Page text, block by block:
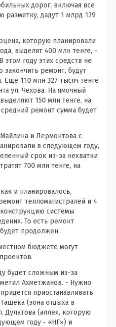
дорог, включая все
дадут 1 млрд 129
которую планировали
выделят 400 млн тенге, -
году этих средств не
ремонт, будут
Еще 110 млн 327 тысяч тенге
ул. Чехова. На ямочный
150 млн тенге, на
ремонт сумма будет
и Лермонтова с
в следующем году,
срок из-за нехватки
700 млн тенге, на
и планировалось,
тепломагистралей и 4
системы
То есть ремонт
продолжен.
бюджете могут
будет сложным из-за
Ахметжанов. - Нужно
приостанавливать
(зона отдыха в
(аллея, которую
году - «НГ») и